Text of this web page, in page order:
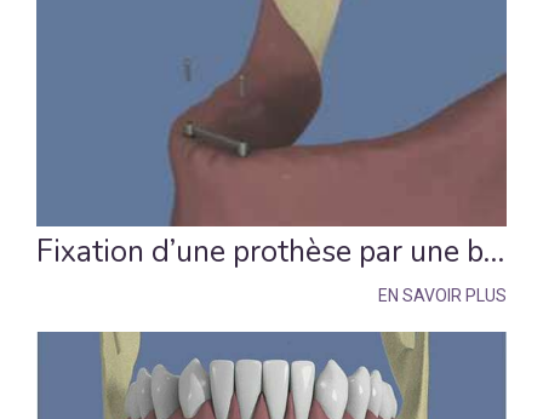
Fixation d’une prothèse par une barre sur 2 implants
EN SAVOIR PLUS